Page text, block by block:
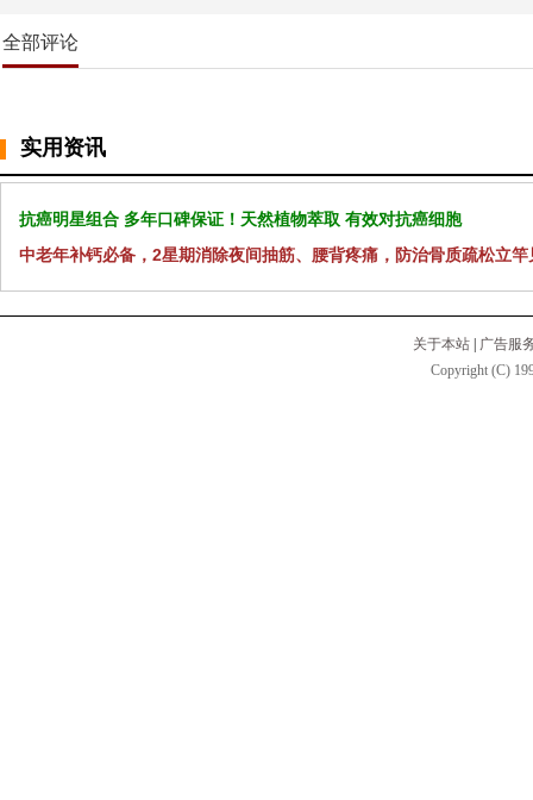
全部评论
实用资讯
抗癌明星组合 多年口碑保证！天然植物萃取 有效对抗癌细胞
中老年补钙必备，2星期消除夜间抽筋、腰背疼痛，防治骨质疏松立竿
关于本站
广告服
Copyright (C)